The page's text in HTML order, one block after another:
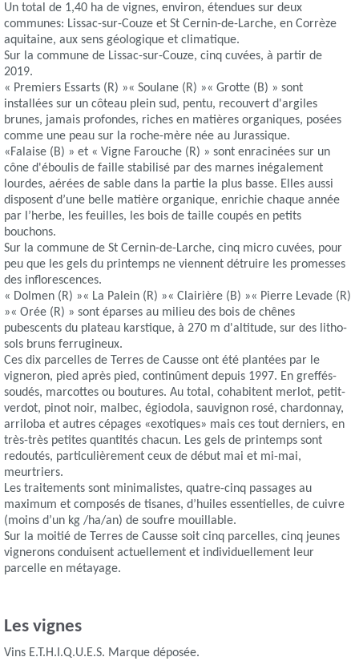
Un total de 1,40 ha de vignes, environ, étendues sur deux
communes: Lissac-sur-Couze et St Cernin-de-Larche, en Corrèze
aquitaine, aux sens géologique et climatique.
Sur la commune de Lissac-sur-Couze, cinq cuvées, à partir de
2019.
« Premiers Essarts (R) »« Soulane (R) »« Grotte (B) » sont
installées sur un côteau plein sud, pentu, recouvert d'argiles
brunes, jamais profondes, riches en matières organiques, posées
comme une peau sur la roche-mère née au Jurassique.
«Falaise (B) » et « Vigne Farouche (R) » sont enracinées sur un
cône d'éboulis de faille stabilisé par des marnes inégalement
lourdes, aérées de sable dans la partie la plus basse. Elles aussi
disposent d’une belle matière organique, enrichie chaque année
par l’herbe, les feuilles, les bois de taille coupés en petits
bouchons.
Sur la commune de St Cernin-de-Larche, cinq micro cuvées, pour
peu que les gels du printemps ne viennent détruire les promesses
des inflorescences.
« Dolmen (R) »« La Palein (R) »« Clairière (B) »« Pierre Levade (R)
»« Orée (R) » sont éparses au milieu des bois de chênes
pubescents du plateau karstique, à 270 m d'altitude, sur des litho-
sols bruns ferrugineux.
Ces dix parcelles de Terres de Causse ont été plantées par le
vigneron, pied après pied, continûment depuis 1997. En greffés-
soudés, marcottes ou boutures. Au total, cohabitent merlot, petit-
verdot, pinot noir, malbec, égiodola, sauvignon rosé, chardonnay,
arriloba et autres cépages «exotiques» mais ces tout derniers, en
très-très petites quantités chacun. Les gels de printemps sont
redoutés, particulièrement ceux de début mai et mi-mai,
meurtriers.
Les traitements sont minimalistes, quatre-cinq passages au
maximum et composés de tisanes, d’huiles essentielles, de cuivre
(moins d’un kg /ha/an) de soufre mouillable.
Sur la moitié de Terres de Causse soit cinq parcelles, cinq jeunes
vignerons conduisent actuellement et individuellement leur
parcelle en métayage.
Les vignes
Vins E.T.H.I.Q.U.E.S. Marque déposée.